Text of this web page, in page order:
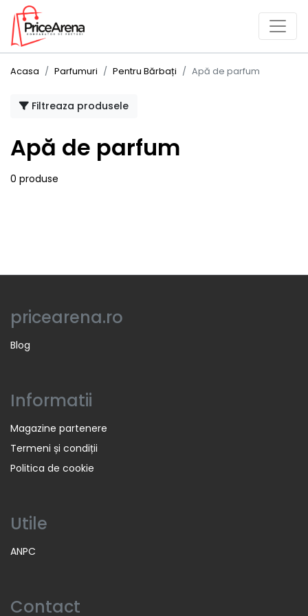
Acasa Parfumuri Pentru Bărbați Apă de parfum
Filtreaza produsele
Apă de parfum
0 produse
pricearena.ro
Blog
Informatii
Magazine partenere
Termeni și condiții
Politica de cookie
Utile
ANPC
Contact